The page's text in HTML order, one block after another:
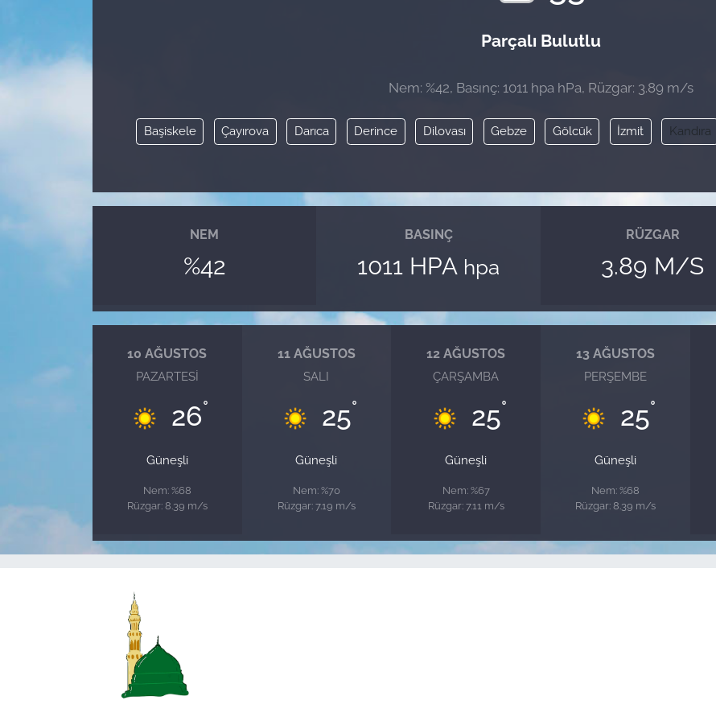
Parçalı Bulutlu
Nem: %42, Basınç: 1011 hpa hPa, Rüzgar: 3.89 m/s
Başiskele Çayırova Darıca Derince Dilovası Gebze Gölcük İzmit Kandıra
NEM
%42
BASINÇ
1011 HPA hpa
RÜZGAR
3.89 M/S
10 AĞUSTOS
PAZARTESI
26°
Güneşli
Nem: %68
Rüzgar: 8.39 m/s
11 AĞUSTOS
SALI
25°
Güneşli
Nem: %70
Rüzgar: 7.19 m/s
12 AĞUSTOS
ÇARŞAMBA
25°
Güneşli
Nem: %67
Rüzgar: 7.11 m/s
13 AĞUSTOS
PERŞEMBE
25°
Güneşli
Nem: %68
Rüzgar: 8.39 m/s